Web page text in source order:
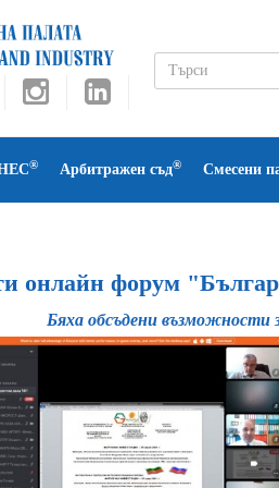
® Арбитражен съд® Смесени
онлайн форум
Бяха обсъдени възможности